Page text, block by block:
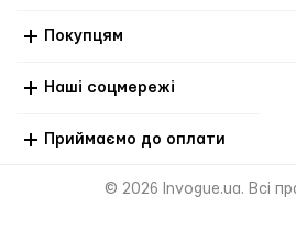
Покупцям
Наші соцмережі
Приймаємо до оплати
© 2026 Invogue.ua. Всі